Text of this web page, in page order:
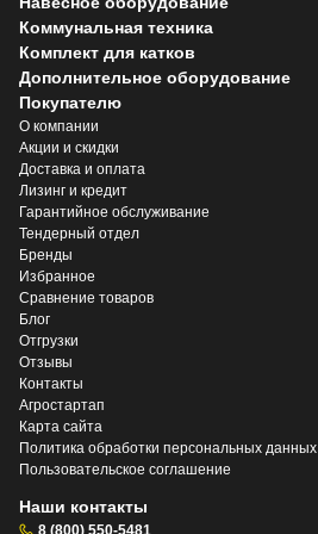
Коммунальная техника
Комплект для катков
Дополнительное оборудование
Покупателю
О компании
Акции и скидки
Доставка и оплата
Лизинг и кредит
Гарантийное обслуживание
Тендерный отдел
Бренды
Избранное
Сравнение товаров
Блог
Отгрузки
Отзывы
Контакты
Агростартап
Карта сайта
Политика обработки персональных данных
Пользовательское соглашение
Наши контакты
8 (800) 550-5481